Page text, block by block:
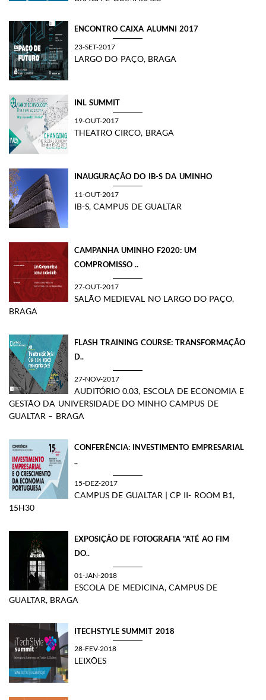
ENCONTRO CAIXA ALUMNI 2017
23-SET-2017
LARGO DO PAÇO, BRAGA
INL SUMMIT
19-OUT-2017
THEATRO CIRCO, BRAGA
INAUGURAÇÃO DO IB-S DA UMINHO
11-OUT-2017
IB-S, CAMPUS DE GUALTAR
CAMPANHA UMINHO F2020: UM
COMPROMISSO ..
27-OUT-2017
SALÃO MEDIEVAL NO LARGO DO PAÇO,
BRAGA
FLASH TRAINING COURSE: TRANSFORMAÇÃO
D..
27-NOV-2017
AUDITÓRIO 0.03, ESCOLA DE ECONOMIA E
GESTÃO DA UNIVERSIDADE DO MINHO CAMPUS DE
GUALTAR – BRAGA
CONFERÊNCIA: INVESTIMENTO EMPRESARIAL
..
15-DEZ-2017
CAMPUS DE GUALTAR | CP II- ROOM B1,
15H30
EXPOSIÇÃO DE FOTOGRAFIA "ATÉ AO FIM
DO..
01-JAN-2018
ESCOLA DE MEDICINA, CAMPUS DE
GUALTAR, BRAGA
ITECHSTYLE SUMMIT 2018
28-FEV-2018
LEIXÕES